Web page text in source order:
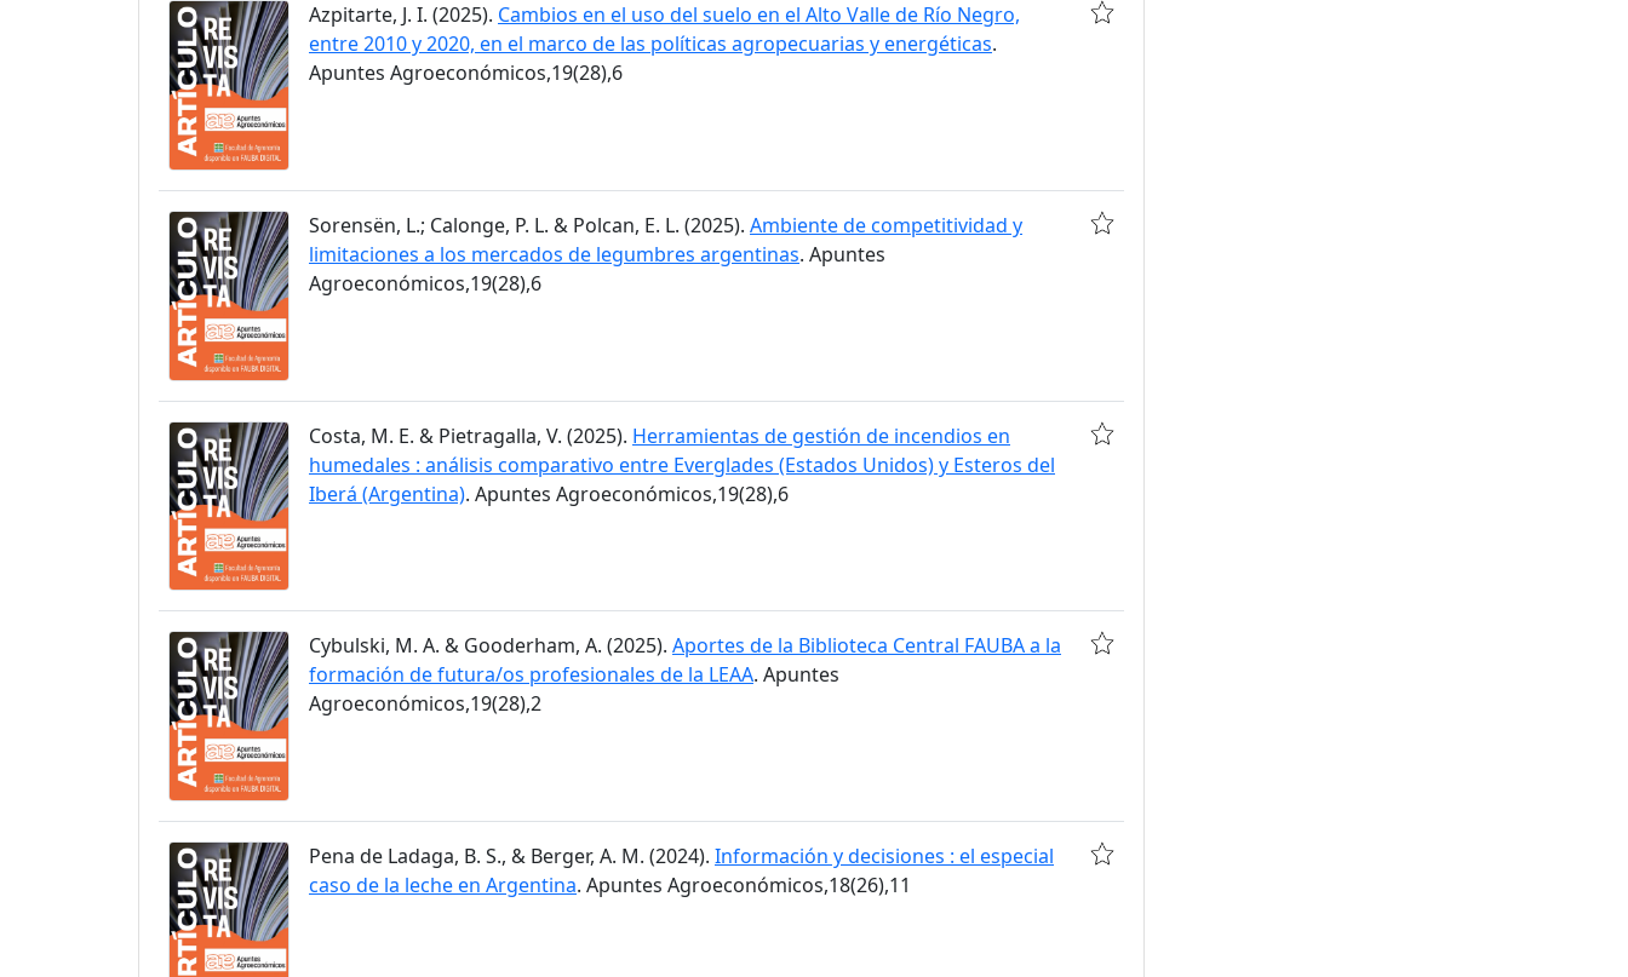
Azpitarte, J. I. (2025). Cambios en el uso del suelo en el Alto Valle de Río Negro,
entre 2010 y 2020, en el marco de las políticas agropecuarias y energéticas.
Apuntes Agroeconómicos,19(28),6
Sorensën, L.; Calonge, P. L. & Polcan, E. L. (2025). Ambiente de competitividad y
limitaciones a los mercados de legumbres argentinas. Apuntes
Agroeconómicos,19(28),6
Costa, M. E. & Pietragalla, V. (2025). Herramientas de gestión de incendios en
humedales : análisis comparativo entre Everglades (Estados Unidos) y Esteros del
Iberá (Argentina). Apuntes Agroeconómicos,19(28),6
Cybulski, M. A. & Gooderham, A. (2025). Aportes de la Biblioteca Central FAUBA a la
formación de futura/os profesionales de la LEAA. Apuntes
Agroeconómicos,19(28),2
Pena de Ladaga, B. S., & Berger, A. M. (2024). Información y decisiones : el especial
caso de la leche en Argentina. Apuntes Agroeconómicos,18(26),11